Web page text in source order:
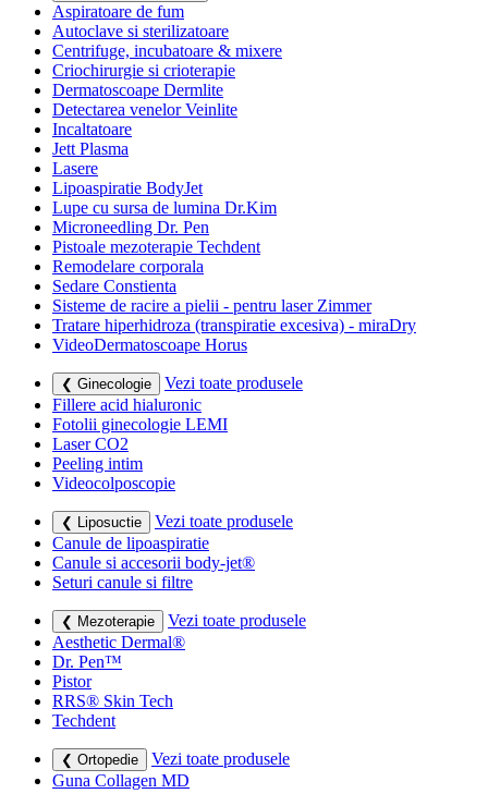
Aspiratoare de fum
Autoclave si sterilizatoare
Centrifuge, incubatoare & mixere
Criochirurgie si crioterapie
Dermatoscoape Dermlite
Detectarea venelor Veinlite
Incaltatoare
Jett Plasma
Lasere
Lipoaspiratie BodyJet
Lupe cu sursa de lumina Dr.Kim
Microneedling Dr. Pen
Pistoale mezoterapie Techdent
Remodelare corporala
Sedare Constienta
Sisteme de racire a pielii - pentru laser Zimmer
Tratare hiperhidroza (transpiratie excesiva) - miraDry
VideoDermatoscoape Horus
❮ Ginecologie
Vezi toate produsele
Fillere acid hialuronic
Fotolii ginecologie LEMI
Laser CO2
Peeling intim
Videocolposcopie
❮ Liposuctie
Vezi toate produsele
Canule de lipoaspiratie
Canule si accesorii body-jet®
Seturi canule si filtre
❮ Mezoterapie
Vezi toate produsele
Aesthetic Dermal®
Dr. Pen™
Pistor
RRS® Skin Tech
Techdent
❮ Ortopedie
Vezi toate produsele
Guna Collagen MD